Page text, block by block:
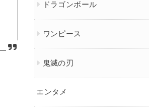
ドラゴンボール
ワンピース
鬼滅の刃
エンタメ